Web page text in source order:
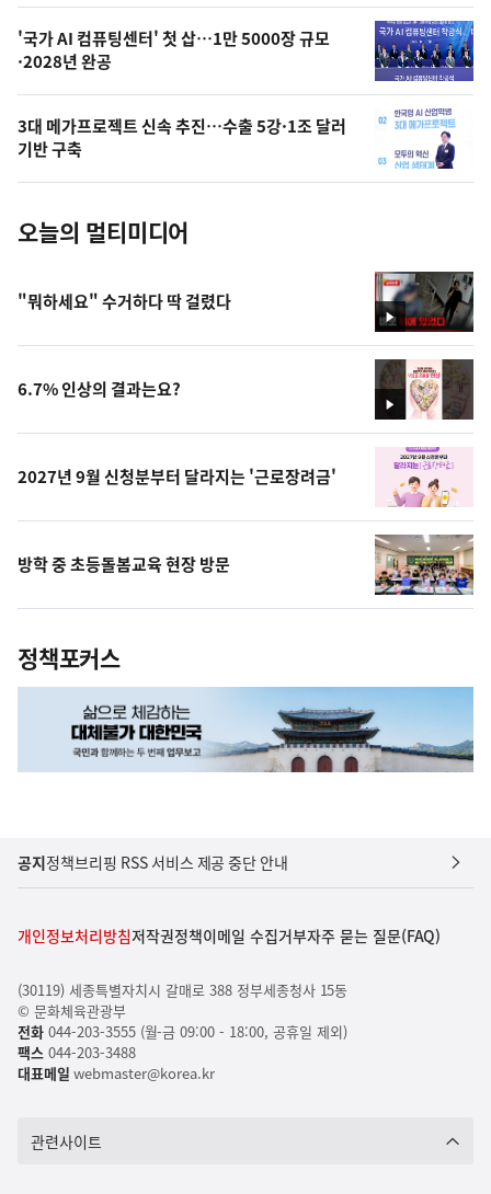
오
의
사
진
'국가 AI 컴퓨팅센터' 첫 삽…1만 5000장 규모
·2028년 완공
3대 메가프로젝트 신속 추진…수출 5강·1조 달러
기반 구축
오늘의 멀티미디어
영
상
"뭐하세요" 수거하다 딱 걸렸다
영
상
6.7% 인상의 결과는요?
2027년 9월 신청분부터 달라지는 '근로장려금'
방학 중 초등돌봄교육 현장 방문
정책포커스
공지정책브리핑 RSS 서비스 제공 중단 안내
개인정보처리방침저작권정책이메일 수집거부자주 묻는 질문(FAQ)
(30119) 세종특별자치시 갈매로 388 정부세종청사 15동
© 문화체육관광부
전화044-203-3555 (월-금 09:00 - 18:00, 공휴일 제외)
팩스044-203-3488
대표메일 webmaster@korea.kr
관련사이트